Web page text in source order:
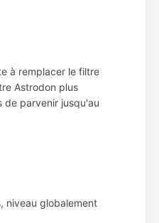
à remplacer le filtre
Astrodon plus
de parvenir jusqu'au
niveau globalement